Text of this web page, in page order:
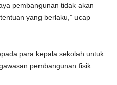
pembangunan tidak akan
yang berlaku,” ucap
para kepala sekolah untuk
pembangunan fisik